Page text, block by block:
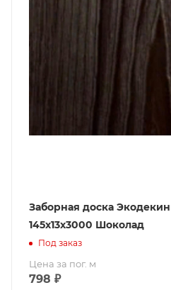
Заборная доска
145х13x3000 Шоколад
Под заказ
Цена за пог. м
798 ₽